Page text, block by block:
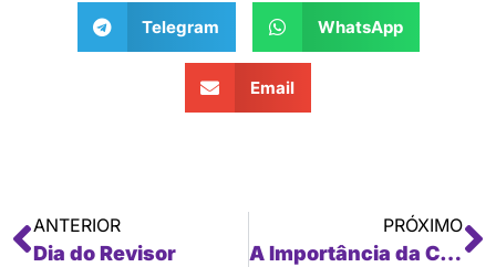
Telegram WhatsApp
Email
ANTERIOR
Dia do Revisor
PRÓXIMO
A Importância da Cultura na Tradução